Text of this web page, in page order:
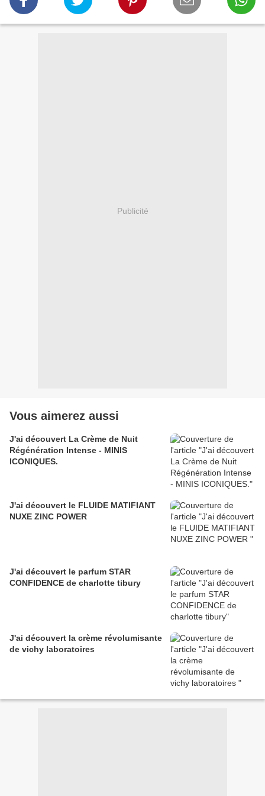
Publicité
Vous aimerez aussi
J'ai découvert La Crème de Nuit
Régénération Intense - MINIS
ICONIQUES.
J'ai découvert le FLUIDE MATIFIANT
NUXE ZINC POWER
J'ai découvert le parfum STAR
CONFIDENCE de charlotte tibury
J'ai découvert la crème révolumisante
de vichy laboratoires